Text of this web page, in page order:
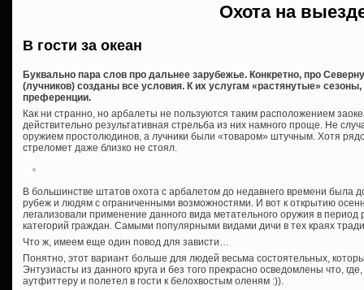
Охота на
В гости за океан
Буквально пара слов про дальнее зарубежье. Конкретно, про
(лучников) созданы все условия. К их услугам «растянутые»
преференции.
Как ни странно, но арбалеты не пользуются таким расположением
действительно результативная стрельба из них намного проще. Не
оружием простолюдинов, а лучники были «товаром» штучным. Хотя
стреломет даже близко не стоял.
В большинстве штатов охота с арбалетом до недавнего времени была
рубеж и людям с ограниченными возможностями. И вот к открытию
легализовали применение данного вида метательного оружия в
категорий граждан. Самыми популярными видами дичи в тех краях
Что ж, имеем еще один повод для зависти…
Понятно, этот вариант больше для людей весьма состоятельных,
Энтузиасты из данного круга и без того прекрасно осведомлены что,
аутфиттеру и полетел в гости к белохвостым оленям :)).